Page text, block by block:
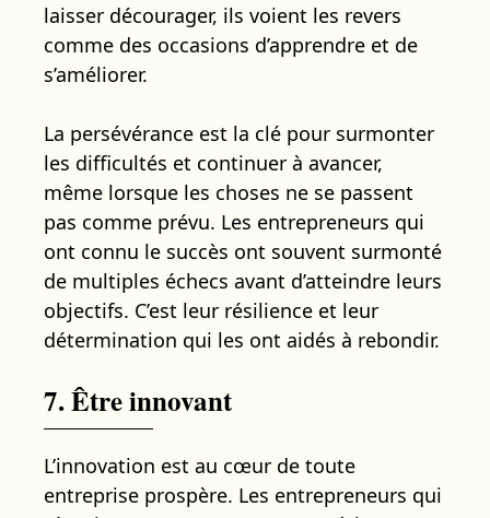
laisser décourager, ils voient les revers
comme des occasions d’apprendre et de
s’améliorer.
La persévérance est la clé pour surmonter
les difficultés et continuer à avancer,
même lorsque les choses ne se passent
pas comme prévu. Les entrepreneurs qui
ont connu le succès ont souvent surmonté
de multiples échecs avant d’atteindre leurs
objectifs. C’est leur résilience et leur
détermination qui les ont aidés à rebondir.
7. Être innovant
L’innovation est au cœur de toute
entreprise prospère. Les entrepreneurs qui